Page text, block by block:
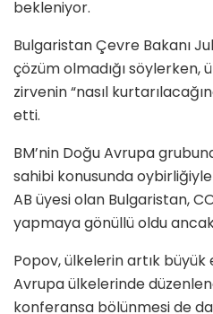
bekleniyor.
Bulgaristan Çevre Bakanı
çözüm olmadığı söylerken,
zirvenin “nasıl
etti.
BM’nin Doğu Avrupa
sahibi konusunda
AB üyesi olan Bulgaristan,
yapmaya gönüllü oldu ancak
Popov, ülkelerin artık
Avrupa ülkelerinde
konferansa bölünmesi de